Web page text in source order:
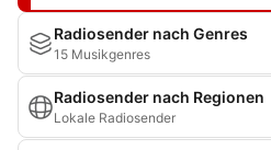
Radiosender nach Genres
15 Musikgenres
Radiosender nach Regionen
Lokale Radiosender